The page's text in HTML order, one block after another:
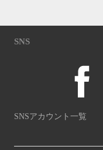
SNS
SNSアカウント一覧